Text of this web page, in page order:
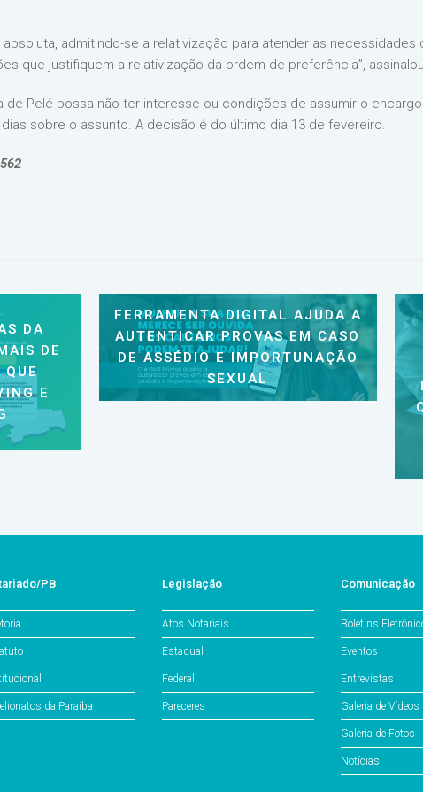
absoluta, admitindo-se a relativização para atender as
que justifiquem a relativização da ordem de preferência”,
de Pelé possa não ter interesse ou condições de assumir o
sobre o assunto. A decisão é do último dia 13 de fevereiro.
DA
DE
E
FERRAMENTA DIGITAL AJUDA A
AUTENTICAR PROVAS EM CASO
DE ASSÉDIO E IMPORTUNAÇÃO
SEXUAL
PB
da Paraíba
Legislação
Atos Notariais
Estadual
Federal
Pareceres
Comunicação
Boletins
Eventos
Entrevistas
Galeria de Vídeos
Galeria de Fotos
Notícias